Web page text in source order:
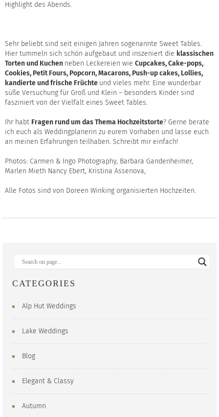
Highlight des Abends.
Sehr beliebt sind seit einigen Jahren sogenannte Sweet Tables.
Hier tummeln sich schön aufgebaut und inszeniert die klassischen
Torten und Kuchen neben Leckereien wie Cupcakes, Cake-pops,
Cookies, Petit Fours, Popcorn, Macarons, Push-up cakes, Lollies,
kandierte und frische Früchte und vieles mehr. Eine wunderbar
süße Versuchung für Groß und Klein – besonders Kinder sind
fasziniert von der Vielfalt eines Sweet Tables.
Ihr habt Fragen rund um das Thema Hochzeitstorte? Gerne berate
ich euch als Weddingplanerin zu eurem Vorhaben und lasse euch
an meinen Erfahrungen teilhaben. Schreibt mir einfach!
Photos: Carmen & Ingo Photography, Barbara Gandenheimer,
Marlen Mieth Nancy Ebert, Kristina Assenova,
Alle Fotos sind von Doreen Winking organisierten Hochzeiten.
CATEGORIES
Alp Hut Weddings
Lake Weddings
Blog
Elegant & Classy
Autumn